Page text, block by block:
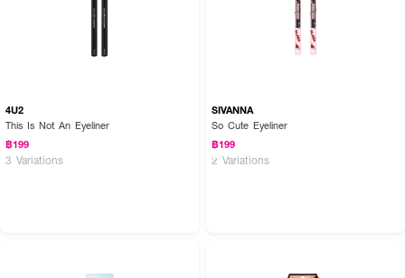
4U2
This Is Not An Eyeliner
฿199
3 Variations
SIVANNA
So Cute Eyeliner
฿199
2 Variations